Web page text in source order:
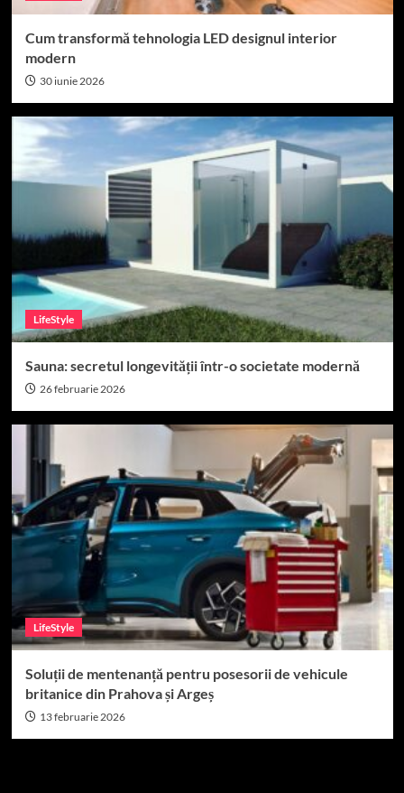
Cum transformă tehnologia LED designul interior
modern
30 iunie 2026
LifeStyle
Sauna: secretul longevității într-o societate modernă
26 februarie 2026
LifeStyle
Soluții de mentenanță pentru posesorii de vehicule
britanice din Prahova și Argeș
13 februarie 2026